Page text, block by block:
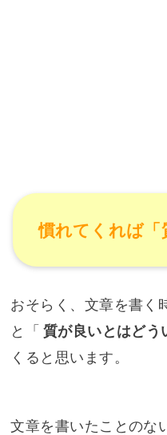
慣れてくれば「
おそらく、文章を書く
と「 質が良いとはどう
くると思います。
文章を書いたことのな